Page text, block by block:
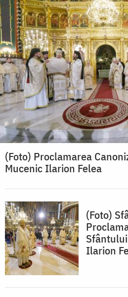
(Foto) Proclamarea
Mucenic Ilarion Felea
(Foto)
Ilarion